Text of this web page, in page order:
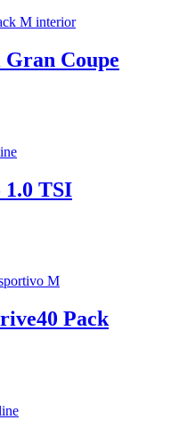
Coupe
1.0 TSI
Pack